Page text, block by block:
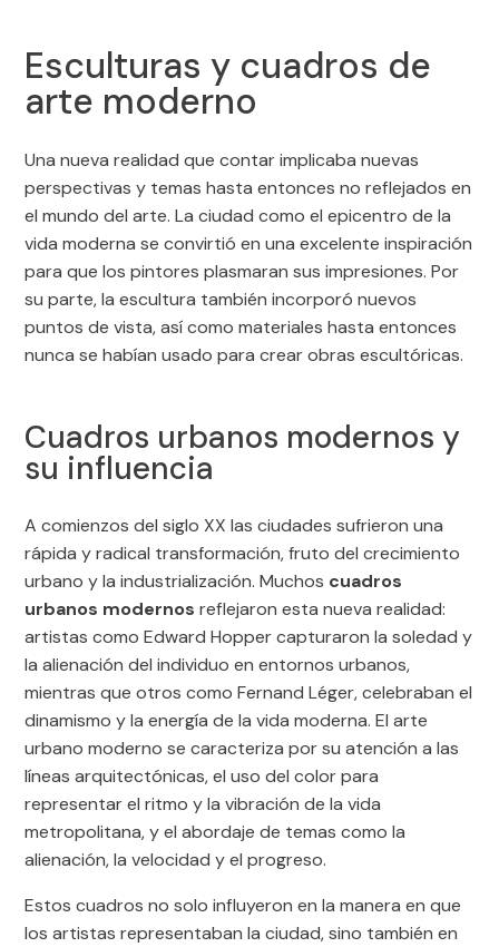
Esculturas y cuadros de
arte moderno
Una nueva realidad que contar implicaba nuevas
perspectivas y temas hasta entonces no reflejados en
el mundo del arte. La ciudad como el epicentro de la
vida moderna se convirtió en una excelente inspiración
para que los pintores plasmaran sus impresiones. Por
su parte, la escultura también incorporó nuevos
puntos de vista, así como materiales hasta entonces
nunca se habían usado para crear obras escultóricas.
Cuadros urbanos modernos y
su influencia
A comienzos del siglo XX las ciudades sufrieron una
rápida y radical transformación, fruto del crecimiento
urbano y la industrialización. Muchos cuadros
urbanos modernos reflejaron esta nueva realidad:
artistas como Edward Hopper capturaron la soledad y
la alienación del individuo en entornos urbanos,
mientras que otros como Fernand Léger, celebraban el
dinamismo y la energía de la vida moderna. El arte
urbano moderno se caracteriza por su atención a las
líneas arquitectónicas, el uso del color para
representar el ritmo y la vibración de la vida
metropolitana, y el abordaje de temas como la
alienación, la velocidad y el progreso.
Estos cuadros no solo influyeron en la manera en que
los artistas representaban la ciudad, sino también en